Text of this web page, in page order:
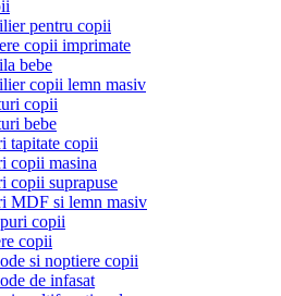
pentru copii
copii imprimate
bebe
copii lemn masiv
copii
bebe
tapitate copii
copii masina
copii suprapuse
MDF si lemn masiv
copii
copii
si noptiere copii
de infasat